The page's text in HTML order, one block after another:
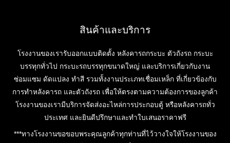
สินค้าและบริการ
โรงงานของเรารับออกแบบติดตั้ง หลังคารถกระบะ ตัวถังรถ กระบะ
บรรทุกทั่วไป กระบะรถบรรทุกขนาดใหญ่ และบริการเกี่ยวกับงาน
ซ่อมแซม ดัดแปลง ทำสี รวมทั้งงานประเภทเชื่อมเหล็ก ที่เกี่ยวข้องกับ
การทำหลังคารถ และตัวถังรถ เพื่อให้ตรงตามความต้องการของลูกค้า
โรงงานของเรามีบริการจัดส่งอะไหล่การประกอบตู้ หรือหลังคารถทั่ว
ประเทศ และยินดีปรึกษาและทำใบเสนอราคาฟรี
***ทางโรงงานขอขอบพระคุณลูกค้าทุกท่านที่ไว้วางใจให้โรงงานของ